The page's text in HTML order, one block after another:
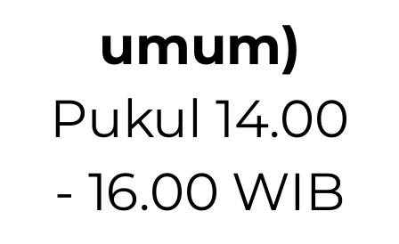
umum)
Pukul 14.00
- 16.00 WIB